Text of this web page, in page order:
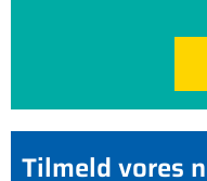
Tilmeld vores